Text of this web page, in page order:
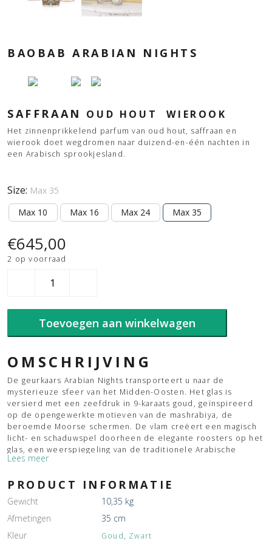
BAOBAB ARABIAN NIGHTS
SAFFRAAN OUD HOUTWIEROOK
Het zinnenprikkelend parfum van oud hout, saffraan en
wierook doet wegdromen naar duizend-en-één nachten in
een Arabisch sprookjesland.
Size: Max 35
Max 10
Max 16 Max 24 Max 35
€645,00
2 op voorraad
Toevoegen aan winkelwagen
OMSCHRIJVING
De geurkaars Arabian Nights transporteert u naar de
mysterieuze sfeer van het Midden-Oosten. Het glas is
versierd met een zeefdruk in 9-karaats goud, geïnspireerd
op de opengewerkte motieven van de mashrabiya, de
beroemde Moorse schermen. De vlam creëert een magisch
licht- en schaduwspel doorheen de elegante roosters op het
glas, een weerspiegeling van de traditionele Arabische
architectuur.
Lees meer
PRODUCT INFORMATIE
Gewicht
10,35 kg
Afmetingen
35 cm
Kleur
Goud, Zwart